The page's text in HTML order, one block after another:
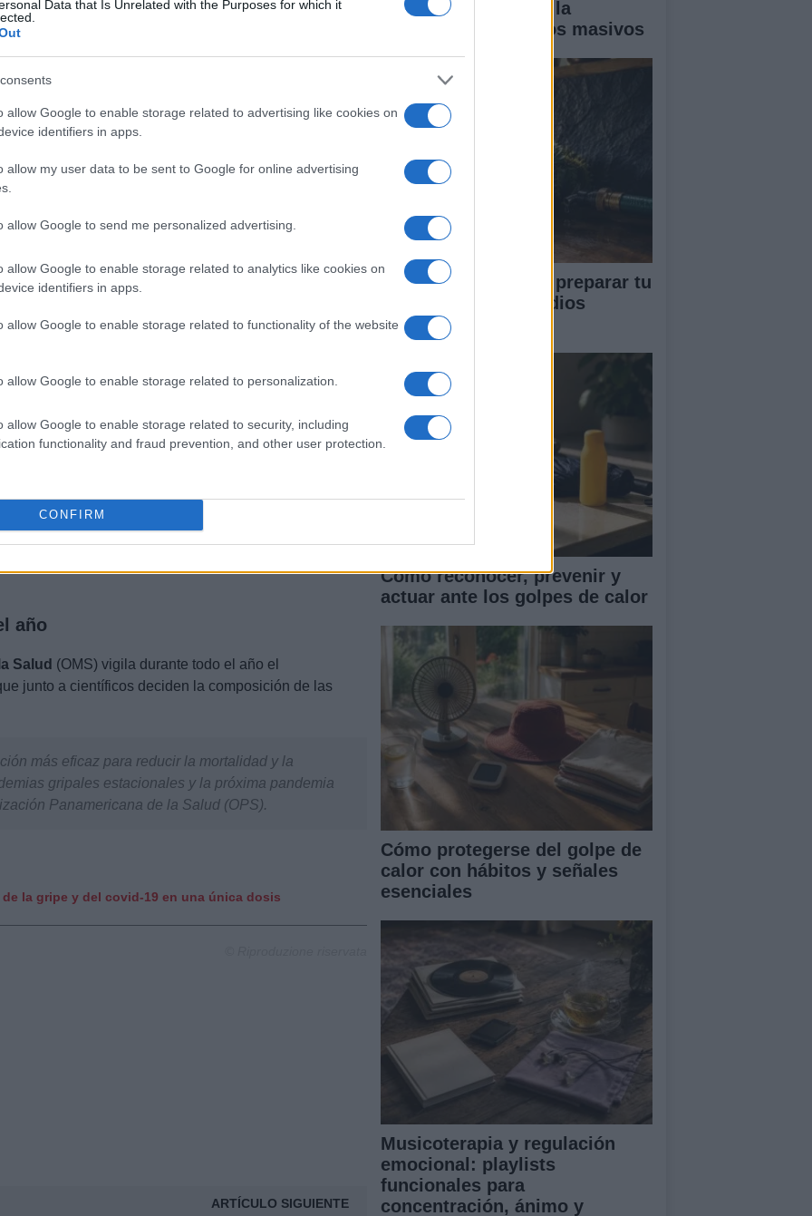
Data that Is Unrelated with the Purposes for which it
allow Google to enable storage related to advertising like cookies on
identifiers in apps.
allow my user data to be sent to Google for online advertising
allow Google to send me personalized advertising.
allow Google to enable storage related to analytics like cookies on
identifiers in apps.
allow Google to enable storage related to functionality of the website
allow Google to enable storage related to personalization.
allow Google to enable storage related to security, including
functionality and fraud prevention, and other user protection.
CONFIRM
de ARN mensajero y su rápida producción
con la cepa (del virus circulante), una
y la oportunidad de mejorar la eficacia de las
indica Pfizer en su comunicado.
en los Estados Unidos y busca evaluar la
mismo como su inmunogenicidad. Además señala
tecnología ARN mensajero contra otros
ha administrado una dosis de esta nueva vacuna en
años de edad .
año
Salud (OMS) vigila durante todo el año el
junto a científicos deciden la composición de las
más eficaz para reducir la mortalidad y la
gripales estacionales y la próxima pandemia
Panamericana de la Salud (OPS).
la gripe y del covid-19 en una única dosis
ARTÍCULO SIGUIENTE
Guía completa para la
seguridad en eventos masivos
Guía completa para preparar tu
vivienda ante incendios
forestales
Cómo reconocer, prevenir y
actuar ante los golpes de calor
Cómo protegerse del golpe de
calor con hábitos y señales
esenciales
Musicoterapia y regulación
emocional: playlists
funcionales para
concentración, ánimo y